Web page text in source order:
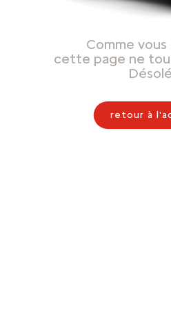
Comme
cette page ne
retour à